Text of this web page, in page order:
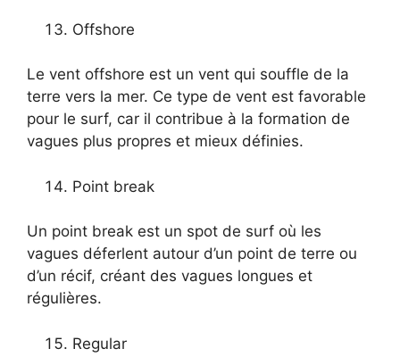
Offshore
Le vent offshore est un vent qui souffle de la
terre vers la mer. Ce type de vent est favorable
pour le surf, car il contribue à la formation de
vagues plus propres et mieux définies.
Point break
Un point break est un spot de surf où les
vagues déferlent autour d’un point de terre ou
d’un récif, créant des vagues longues et
régulières.
Regular